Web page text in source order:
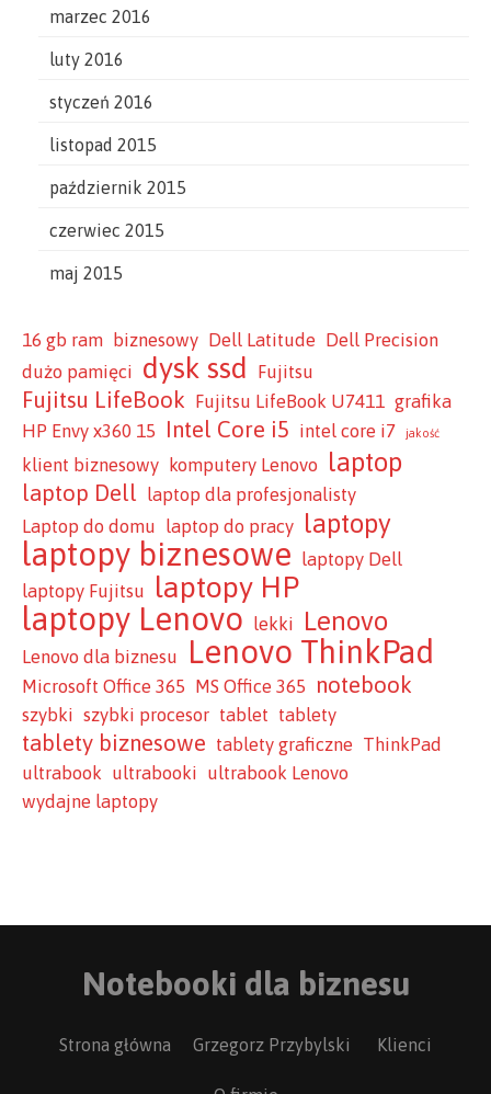
marzec 2016
luty 2016
styczeń 2016
listopad 2015
październik 2015
czerwiec 2015
maj 2015
16 gb ram biznesowy Dell Latitude Dell Precision
dużo pamięci dysk ssd Fujitsu
Fujitsu LifeBook Fujitsu LifeBook U7411 grafika
HP Envy x360 15 Intel Core i5 intel core i7 jakość
klient biznesowy komputery Lenovo laptop
laptop Dell
laptop dla profesjonalisty
Laptop do domu laptop do pracy laptopy
laptopy biznesowe laptopy Dell
laptopy Fujitsu laptopy HP
laptopy Lenovo lekki Lenovo
Lenovo dla biznesu Lenovo ThinkPad
Microsoft Office 365 MS Office 365 notebook
szybki szybki procesor tablet tablety
tablety biznesowe tablety graficzne ThinkPad
ultrabook ultrabooki ultrabook Lenovo
wydajne laptopy
Notebooki dla biznesu
Strona główna Grzegorz Przybylski Klienci